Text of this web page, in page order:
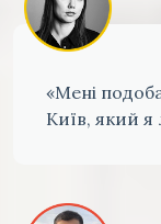
«Мені
Київ, який я